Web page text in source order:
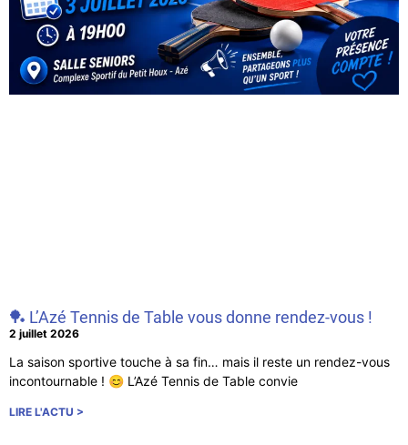
🏓 L’Azé Tennis de Table vous donne rendez-vous !
2 juillet 2026
La saison sportive touche à sa fin… mais il reste un rendez-vous
incontournable ! 😊 L’Azé Tennis de Table convie
LIRE L'ACTU >